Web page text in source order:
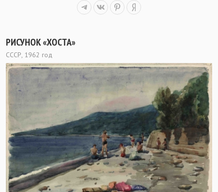
РИСУНОК «ХОСТА»
СССР, 1962 год